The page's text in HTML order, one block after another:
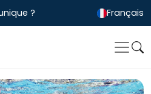
? Français